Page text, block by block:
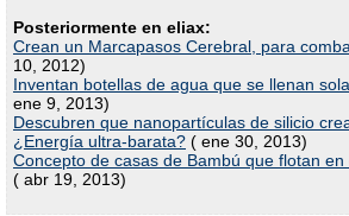
Posteriormente en eliax:
Crean un Marcapasos Cerebral, para
10, 2012)
Inventan botellas de agua que se llenan
ene 9, 2013)
Descubren que nanopartículas de silicio
¿Energía ultra-barata? ( ene 30, 2013)
Concepto de casas de Bambú que flotan
( abr 19, 2013)